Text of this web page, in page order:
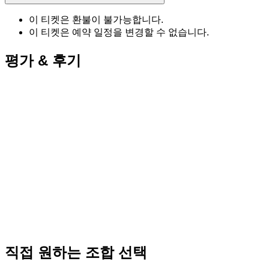
이 티켓은 환불이 불가능합니다.
이 티켓은 예약 일정을 변경할 수 없습니다.
평가 & 후기
직접 원하는 조합 선택